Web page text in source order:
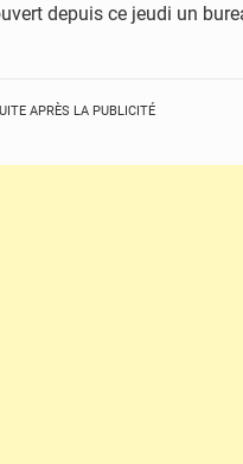
depuis ce jeudi un
APRÈS LA PUBLICITÉ